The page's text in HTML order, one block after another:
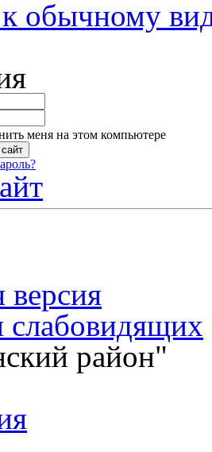
обычному
меня на этом компьютере
слабовидящих
район"